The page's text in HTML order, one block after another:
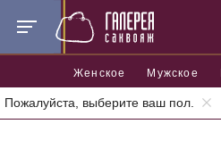
Женское Мужское
Пожалуйста, выберите ваш пол.
Главная